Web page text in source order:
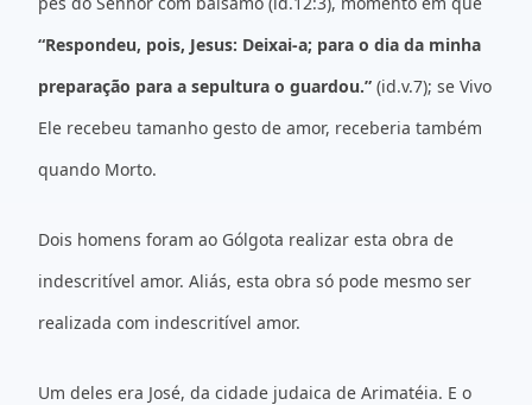
“Respondeu, pois, Jesus: Deixai-a; para o dia da minha
preparação para a sepultura o guardou.” (id.v.7); se Vivo
Ele recebeu tamanho gesto de amor, receberia também
quando Morto.
Dois homens foram ao Gólgota realizar esta obra de
indescritível amor. Aliás, esta obra só pode mesmo ser
realizada com indescritível amor.
Um deles era José, da cidade judaica de Arimatéia. E o